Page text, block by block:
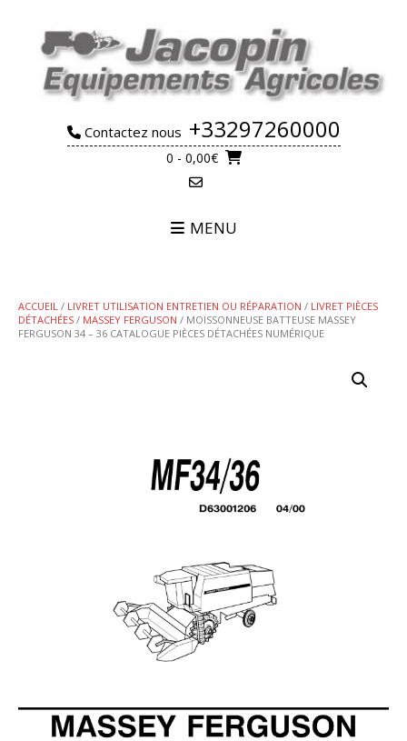
content
Contactez nous +33297260000
0 - 0,00€
MENU
ACCUEIL / LIVRET UTILISATION ENTRETIEN OU RÉPARATION / LIVRET PIÈCES
DÉTACHÉES / MASSEY FERGUSON / MOISSONNEUSE BATTEUSE MASSEY
FERGUSON 34 – 36 CATALOGUE PIÈCES DÉTACHÉES NUMÉRIQUE